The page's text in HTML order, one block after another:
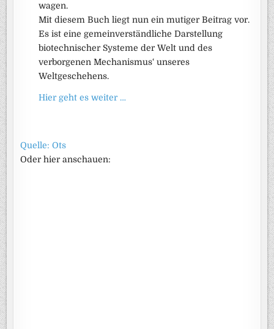
wagen.
Mit diesem Buch liegt nun ein mutiger Beitrag vor.
Es ist eine gemeinverständliche Darstellung
biotechnischer Systeme der Welt und des
verborgenen Mechanismus‘ unseres
Weltgeschehens.
Hier geht es weiter …
Quelle: Ots
Oder hier anschauen: